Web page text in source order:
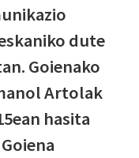
dute
Goienako
Artolak
hasita